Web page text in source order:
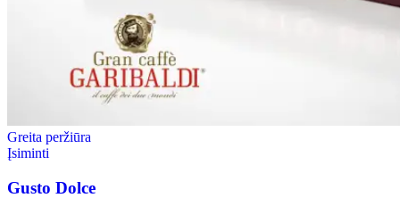
Greita peržiūra
Įsiminti
Gusto Dolce